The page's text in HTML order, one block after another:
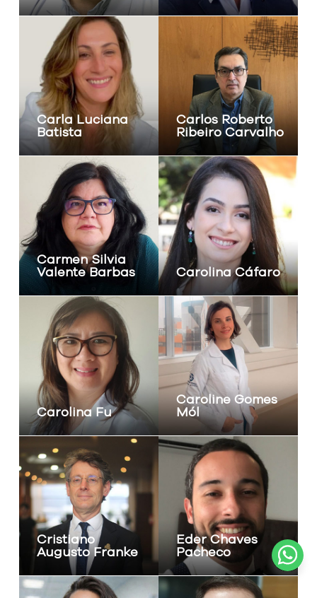
Carla Luciana
Batista
Carlos Roberto
Ribeiro Carvalho
Carmen Silvia
Valente Barbas
Carolina Cáfaro
Carolina Fu
Caroline Gomes
Mól
Cristiano
Augusto Franke
Eder Chaves
Pacheco